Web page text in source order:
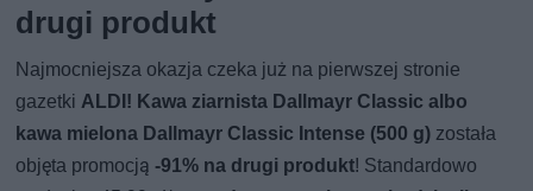
drugi produkt
Najmocniejsza okazja czeka już na pierwszej stronie
gazetki ALDI! Kawa ziarnista Dallmayr Classic albo
kawa mielona Dallmayr Classic Intense (500 g) została
objęta promocją-91% na drugi produkt! Standardowo